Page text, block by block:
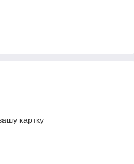
картку